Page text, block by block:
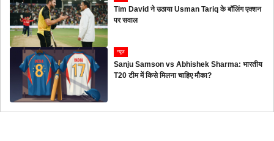
Tim David ने उठाया Usman Tariq के बॉलिंग एक्शन
पर सवाल
न्यूज
Sanju Samson vs Abhishek Sharma: भारतीय
T20 टीम में किसे मिलना चाहिए मौका?